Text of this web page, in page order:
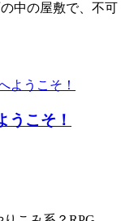
中の屋敷で、不可
うこそ！